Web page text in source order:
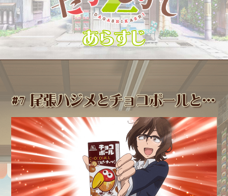
放送情報
スタッフ＆キャスト
あらすじ
登場人物
音楽情報
関連商品
特集一覧
あらすじ